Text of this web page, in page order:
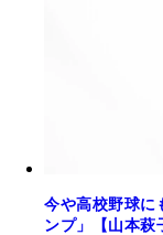
今や高校野球に
ンプ」【山本萩